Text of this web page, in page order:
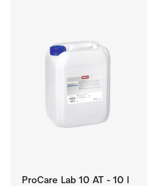
ProCare Lab 10 AT - 10 l